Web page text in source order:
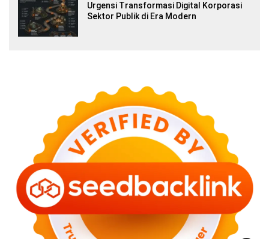
Urgensi Transformasi Digital Korporasi
Sektor Publik di Era Modern